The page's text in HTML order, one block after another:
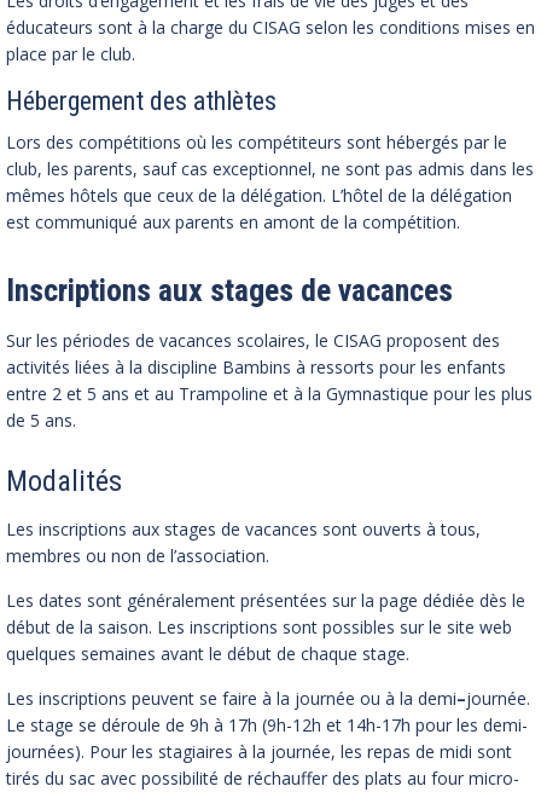
éducateurs sont à la charge du CISAG selon les conditions mises en
place par le club.
Hébergement des athlètes
Lors des compétitions où les compétiteurs sont hébergés par le
club, les parents, sauf cas exceptionnel, ne sont pas admis dans les
mêmes hôtels que ceux de la délégation. L’hôtel de la délégation
est communiqué aux parents en amont de la compétition.
Inscriptions aux stages de vacances
Sur les périodes de vacances scolaires, le CISAG proposent des
activités liées à la discipline Bambins à ressorts pour les enfants
entre 2 et 5 ans et au Trampoline et à la Gymnastique pour les plus
de 5 ans.
Modalités
Les inscriptions aux stages de vacances sont ouverts à tous,
membres ou non de l’association.
Les dates sont généralement présentées sur la page dédiée dès le
début de la saison. Les inscriptions sont possibles sur le site web
quelques semaines avant le début de chaque stage.
Les inscriptions peuvent se faire à la journée ou à la demi–journée.
Le stage se déroule de 9h à 17h (9h-12h et 14h-17h pour les demi-
journées). Pour les stagiaires à la journée, les repas de midi sont
tirés du sac avec possibilité de réchauffer des plats au four micro-